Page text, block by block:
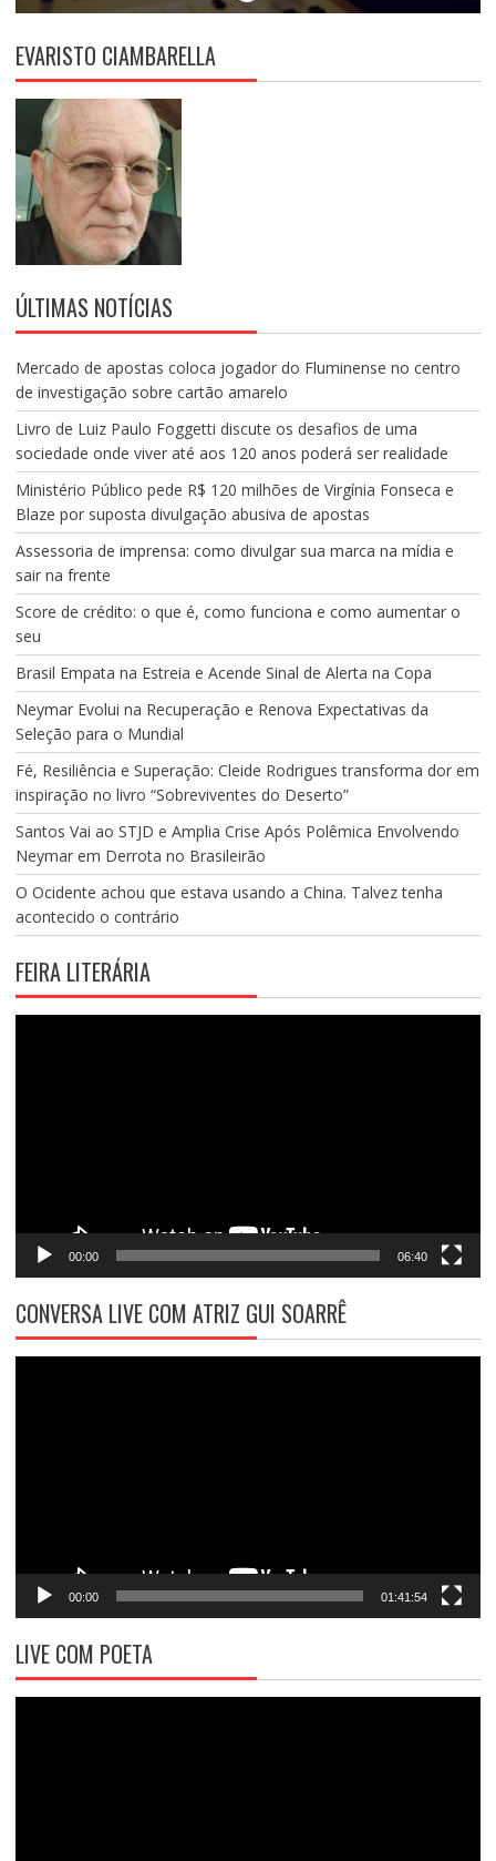
EVARISTO CIAMBARELLA
ÚLTIMAS NOTÍCIAS
Mercado de apostas coloca jogador do Fluminense no centro
de investigação sobre cartão amarelo
Livro de Luiz Paulo Foggetti discute os desafios de uma
sociedade onde viver até aos 120 anos poderá ser realidade
Ministério Público pede R$ 120 milhões de Virgínia Fonseca e
Blaze por suposta divulgação abusiva de apostas
Assessoria de imprensa: como divulgar sua marca na mídia e
sair na frente
Score de crédito: o que é, como funciona e como aumentar o
seu
Brasil Empata na Estreia e Acende Sinal de Alerta na Copa
Neymar Evolui na Recuperação e Renova Expectativas da
Seleção para o Mundial
Fé, Resiliência e Superação: Cleide Rodrigues transforma dor em
inspiração no livro “Sobreviventes do Deserto”
Santos Vai ao STJD e Amplia Crise Após Polêmica Envolvendo
Neymar em Derrota no Brasileirão
O Ocidente achou que estava usando a China. Talvez tenha
acontecido o contrário
FEIRA LITERÁRIA
00:00 06:40
CONVERSA LIVE COM ATRIZ GUI SOARRÊ
00:00 01:41:54
LIVE COM POETA